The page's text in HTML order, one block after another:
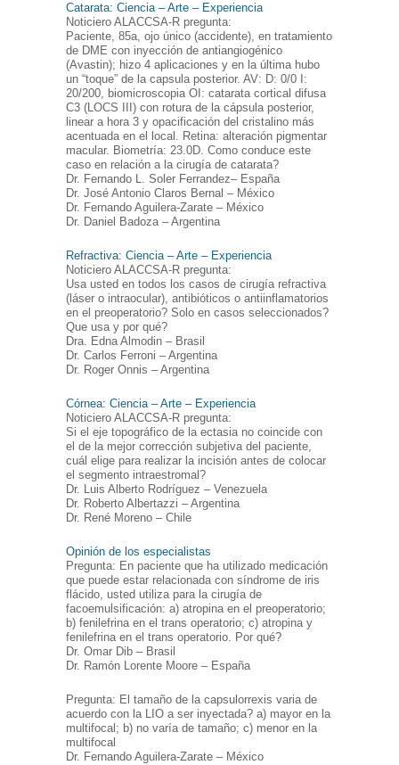
Catarata: Ciencia – Arte – Experiencia
Noticiero ALACCSA-R pregunta:
Paciente, 85a, ojo único (accidente), en tratamiento
de DME con inyección de antiangiogénico
(Avastin); hizo 4 aplicaciones y en la última hubo
un “toque” de la capsula posterior. AV: D: 0/0 I:
20/200, biomicroscopia OI: catarata cortical difusa
C3 (LOCS III) con rotura de la cápsula posterior,
linear a hora 3 y opacificación del cristalino más
acentuada en el local. Retina: alteración pigmentar
macular. Biometría: 23.0D. Como conduce este
caso en relación a la cirugía de catarata?
Dr. Fernando L. Soler Ferrandez– España
Dr. José Antonio Claros Bernal – México
Dr. Fernando Aguilera-Zarate – México
Dr. Daniel Badoza – Argentina
Refractiva: Ciencia – Arte – Experiencia
Noticiero ALACCSA-R pregunta:
Usa usted en todos los casos de cirugía refractiva
(láser o intraocular), antibióticos o antiinflamatorios
en el preoperatorio? Solo en casos seleccionados?
Que usa y por qué?
Dra. Edna Almodin – Brasil
Dr. Carlos Ferroni – Argentina
Dr. Roger Onnis – Argentina
Córnea: Ciencia – Arte – Experiencia
Noticiero ALACCSA-R pregunta:
Si el eje topográfico de la ectasia no coincide con
el de la mejor corrección subjetiva del paciente,
cuál elige para realizar la incisión antes de colocar
el segmento intraestromal?
Dr. Luis Alberto Rodríguez – Venezuela
Dr. Roberto Albertazzi – Argentina
Dr. René Moreno – Chile
Opinión de los especialistas
Pregunta: En paciente que ha utilizado medicación
que puede estar relacionada con síndrome de iris
flácido, usted utiliza para la cirugía de
facoemulsificación: a) atropina en el preoperatorio;
b) fenilefrina en el trans operatorio; c) atropina y
fenilefrina en el trans operatorio. Por qué?
Dr. Omar Dib – Brasil
Dr. Ramón Lorente Moore – España
Pregunta: El tamaño de la capsulorrexis varia de
acuerdo con la LIO a ser inyectada? a) mayor en la
multifocal; b) no varía de tamaño; c) menor en la
multifocal
Dr. Fernando Aguilera-Zarate – México